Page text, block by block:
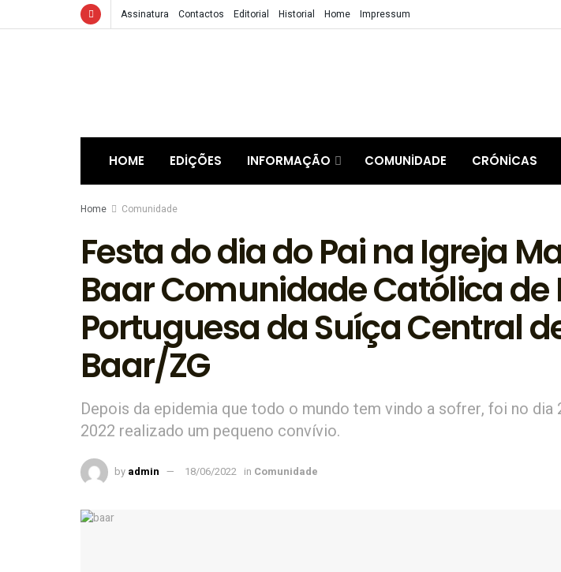
Assinatura Contactos Editorial Historial Home Impressum
HOME EDIÇÕES INFORMAÇÃO COMUNIDADE CRÓNICAS
Home Comunidade
Festa do dia do Pai na Igreja
Baar Comunidade Católica de
Portuguesa da Suíça Central
Baar/ZG
Depois da epidemia que todo o mundo tem vindo a sofrer, foi no dia
2022 realizado um pequeno convívio.
by admin 18/06/2022 in Comunidade